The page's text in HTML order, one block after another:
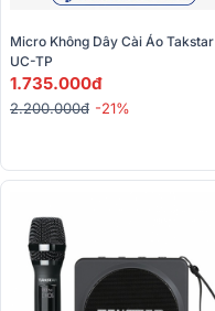
Micro Không Dây Cài Áo Takstar
1.735.000đ
2.200.000đ -21%